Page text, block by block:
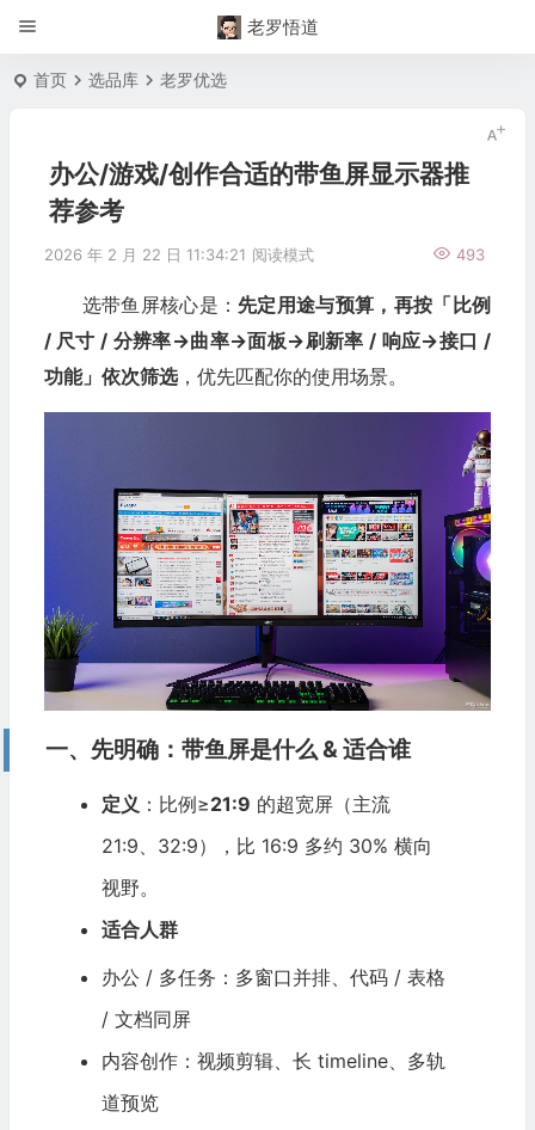
老罗悟道
首页 选品库 老罗优选
办公/游戏/创作合适的带鱼屏显示器推
荐参考
2026 年 2 月 22 日 11:34:21 493
阅读模式
选带鱼屏核心是： 先定用途与预算，再按「比例
/ 尺寸 / 分辨率→曲率→面板→刷新率 / 响应→接口 /
功能」依次筛选，优先匹配你的使用场景。
一、先明确：带鱼屏是什么 & 适合谁
定义 ：比例≥21:9 的超宽屏（主流
21:9、32:9），比 16:9 多约 30% 横向
视野。
适合人群
办公 / 多任务：多窗口并排、代码 / 表格
/ 文档同屏
内容创作：视频剪辑、长 timeline、多轨
道预览